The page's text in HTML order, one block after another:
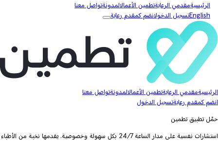
الرئيسيةمقدمي الرعايةتطمين الأعمالالمدونةتواصل معنا
Englishتسجيل الدخولانضم كمقدم رعاية
الرئيسيةمقدمي الرعايةتطمين الأعمالالمدونةتواصل معنا
انضم كمقدم رعايةتسجيل الدخول
حمّل تطبيق تطمين
استشارات نفسية على مدار الساعة 24/7 بكل سهولة وخصوصية. يقدمها نخبة من الأطباء